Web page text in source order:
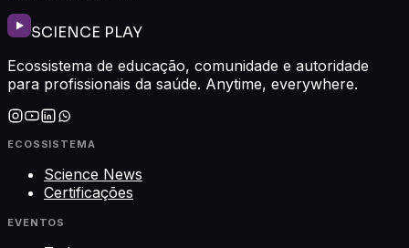
SCIENCE PLAY
Ecossistema de educação, comunidade e autoridade
para profissionais da saúde. Anytime, everywhere.
ECOSSISTEMA
Science News
Certificações
EVENTOS